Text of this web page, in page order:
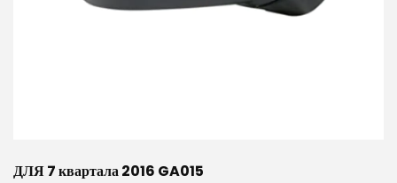
ДЛЯ 7 квартала 2016 GA015